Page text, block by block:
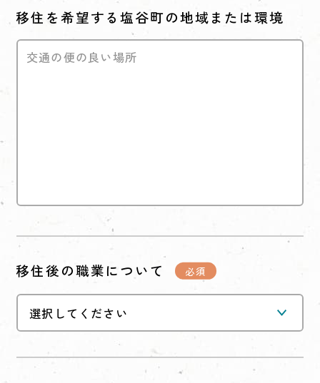
移住を希望する塩谷町の地域または環境
移住後の職業について